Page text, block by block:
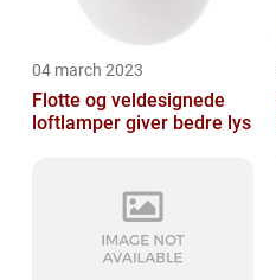
04 march 2023
Flotte og veldesignede
loftlamper giver bedre lys